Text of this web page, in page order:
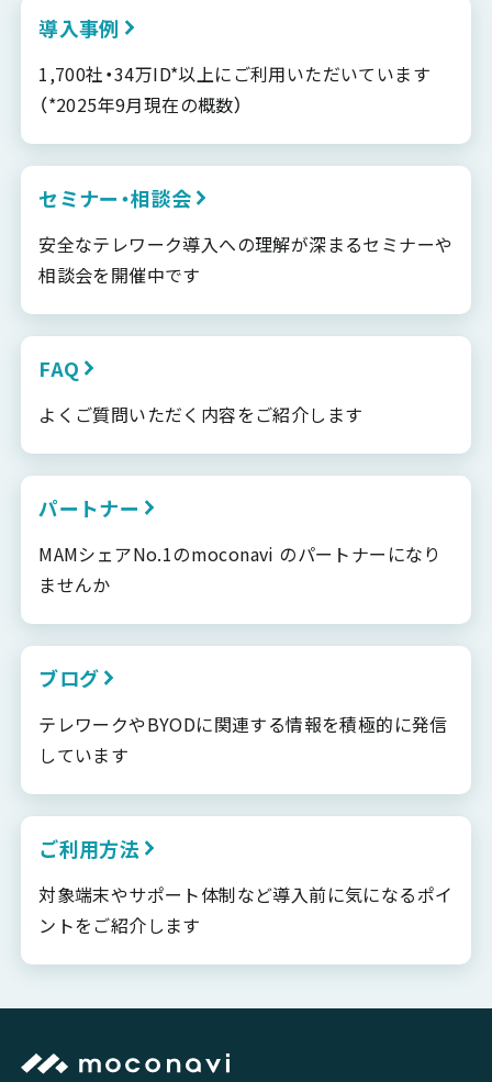
導入事例
1,700社・34万ID*以上にご利用いただいています
（*2025年9月現在の概数）
セミナー・相談会
安全なテレワーク導入への理解が深まるセミナーや
相談会を開催中です
FAQ
よくご質問いただく内容をご紹介します
パートナー
MAMシェアNo.1のmoconavi のパートナーになり
ませんか
ブログ
テレワークやBYODに関連する情報を積極的に発信
しています
ご利用方法
対象端末やサポート体制など導入前に気になるポイ
ントをご紹介します